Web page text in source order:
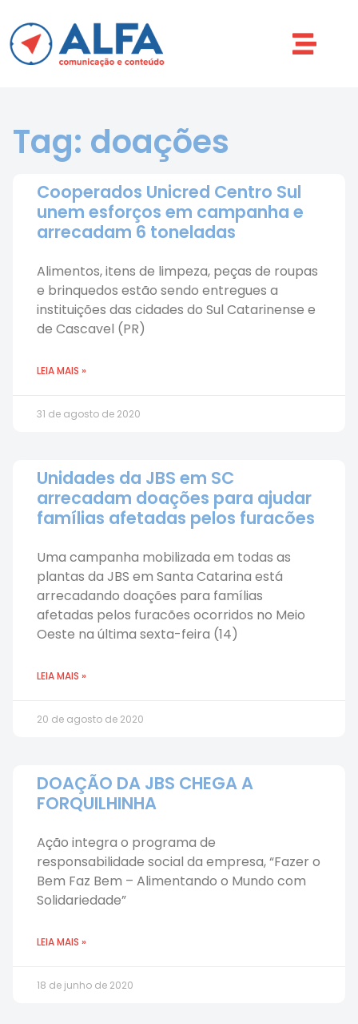
Tag: doações
Cooperados Unicred Centro Sul
unem esforços em campanha e
arrecadam 6 toneladas
Alimentos, itens de limpeza, peças de roupas
e brinquedos estão sendo entregues a
instituições das cidades do Sul Catarinense e
de Cascavel (PR)
LEIA MAIS »
31 de agosto de 2020
Unidades da JBS em SC
arrecadam doações para ajudar
famílias afetadas pelos furacões
Uma campanha mobilizada em todas as
plantas da JBS em Santa Catarina está
arrecadando doações para famílias
afetadas pelos furacões ocorridos no Meio
Oeste na última sexta-feira (14)
LEIA MAIS »
20 de agosto de 2020
DOAÇÃO DA JBS CHEGA A
FORQUILHINHA
Ação integra o programa de
responsabilidade social da empresa, “Fazer o
Bem Faz Bem – Alimentando o Mundo com
Solidariedade”
LEIA MAIS »
18 de junho de 2020